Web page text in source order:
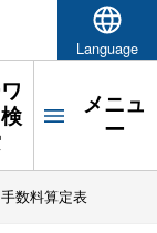
Language
メニュ
ー
手数料算定表